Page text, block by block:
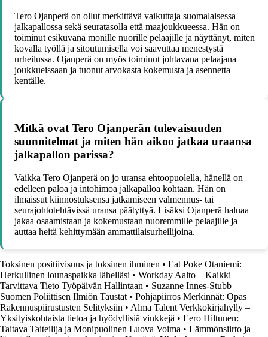
Tero Ojanperä on ollut merkittävä vaikuttaja suomalaisessa
jalkapallossa sekä seuratasolla että maajoukkueessa. Hän on
toiminut esikuvana monille nuorille pelaajille ja näyttänyt, miten
kovalla työllä ja sitoutumisella voi saavuttaa menestystä
urheilussa. Ojanperä on myös toiminut johtavana pelaajana
joukkueissaan ja tuonut arvokasta kokemusta ja asennetta
kentälle.
Mitkä ovat Tero Ojanperän tulevaisuuden
suunnitelmat ja miten hän aikoo jatkaa uraansa
jalkapallon parissa?
Vaikka Tero Ojanperä on jo uransa ehtoopuolella, hänellä on
edelleen paloa ja intohimoa jalkapalloa kohtaan. Hän on
ilmaissut kiinnostuksensa jatkamiseen valmennus- tai
seurajohtotehtävissä uransa päätyttyä. Lisäksi Ojanperä haluaa
jakaa osaamistaan ja kokemustaan nuoremmille pelaajille ja
auttaa heitä kehittymään ammattilaisurheilijoina.
Toksinen positiivisuus ja toksinen ihminen • Eat Poke Otaniemi:
Herkullinen lounaspaikka lähelläsi • Workday Aalto – Kaikki
Tarvittava Tieto Työpäivän Hallintaan • Suzanne Innes-Stubb –
Suomen Poliittisen Ilmiön Taustat • Pohjapiirros Merkinnät: Opas
Rakennuspiirustusten Selityksiin • Alma Talent Verkkokirjahylly –
Yksityiskohtaista tietoa ja hyödyllisiä vinkkejä • Eero Hiltunen:
Taitava Taiteilija ja Monipuolinen Luova Voima • Lämmönsiirto ja